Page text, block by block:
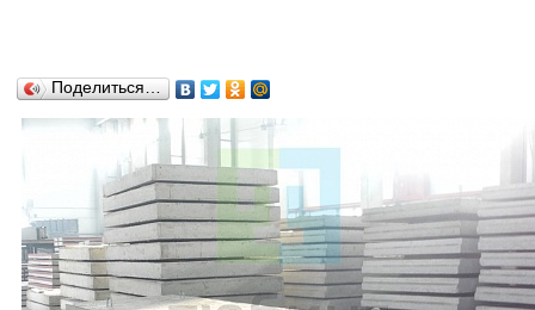
Поделиться…